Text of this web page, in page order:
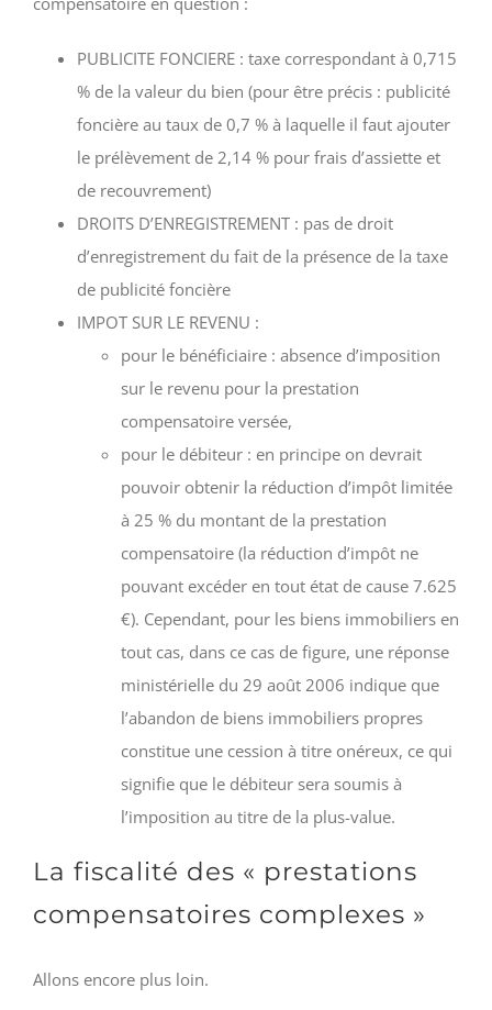
PUBLICITE FONCIERE : taxe correspondant à 0,715
% de la valeur du bien (pour être précis : publicité
foncière au taux de 0,7 % à laquelle il faut ajouter
le prélèvement de 2,14 % pour frais d’assiette et
de recouvrement)
DROITS D’ENREGISTREMENT : pas de droit
d’enregistrement du fait de la présence de la taxe
de publicité foncière
IMPOT SUR LE REVENU :
pour le bénéficiaire : absence d’imposition
sur le revenu pour la prestation
compensatoire versée,
pour le débiteur : en principe on devrait
pouvoir obtenir la réduction d’impôt limitée
à 25 % du montant de la prestation
compensatoire (la réduction d’impôt ne
pouvant excéder en tout état de cause 7.625
€). Cependant, pour les biens immobiliers en
tout cas, dans ce cas de figure, une réponse
ministérielle du 29 août 2006 indique que
l’abandon de biens immobiliers propres
constitue une cession à titre onéreux, ce qui
signifie que le débiteur sera soumis à
l’imposition au titre de la plus-value.
La fiscalité des « prestations
compensatoires complexes »
Allons encore plus loin.